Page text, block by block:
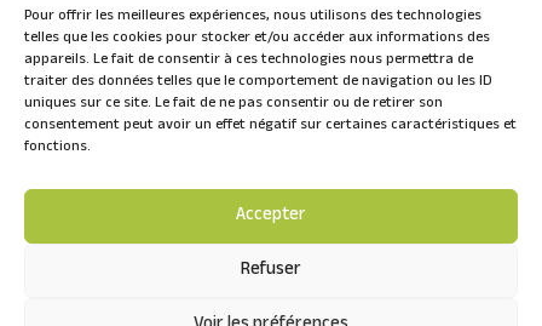
Pour offrir les meilleures expériences, nous utilisons des technologies
telles que les cookies pour stocker et/ou accéder aux informations des
appareils. Le fait de consentir à ces technologies nous permettra de
traiter des données telles que le comportement de navigation ou les ID
uniques sur ce site. Le fait de ne pas consentir ou de retirer son
consentement peut avoir un effet négatif sur certaines caractéristiques et
fonctions.
Accepter
Refuser
NOUS SUIVRE